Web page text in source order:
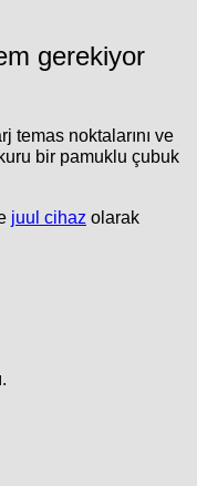
gerekiyor
temas noktalarını ve
bir pamuklu çubuk
juul cihaz olarak